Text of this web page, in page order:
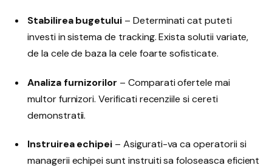
Stabilirea bugetului – Determinati cat puteti
investi in sistema de tracking. Exista solutii variate,
de la cele de baza la cele foarte sofisticate.
Analiza furnizorilor – Comparati ofertele mai
multor furnizori. Verificati recenziile si cereti
demonstratii.
Instruirea echipei – Asigurati-va ca operatorii si
managerii echipei sunt instruiti sa foloseasca eficient